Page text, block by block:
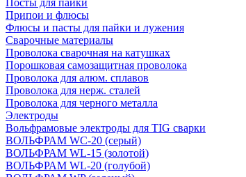
Посты для пайки
Припои и флюсы
Флюсы и пасты для пайки и лужения
Сварочные материалы
Проволока сварочная на катушках
Порошковая самозащитная проволока
Проволока для алюм. сплавов
Проволока для нерж. сталей
Проволока для черного металла
Электроды
Вольфрамовые электроды для TIG сварки
ВОЛЬФРАМ WC-20 (серый)
ВОЛЬФРАМ WL-15 (золотой)
ВОЛЬФРАМ WL-20 (голубой)